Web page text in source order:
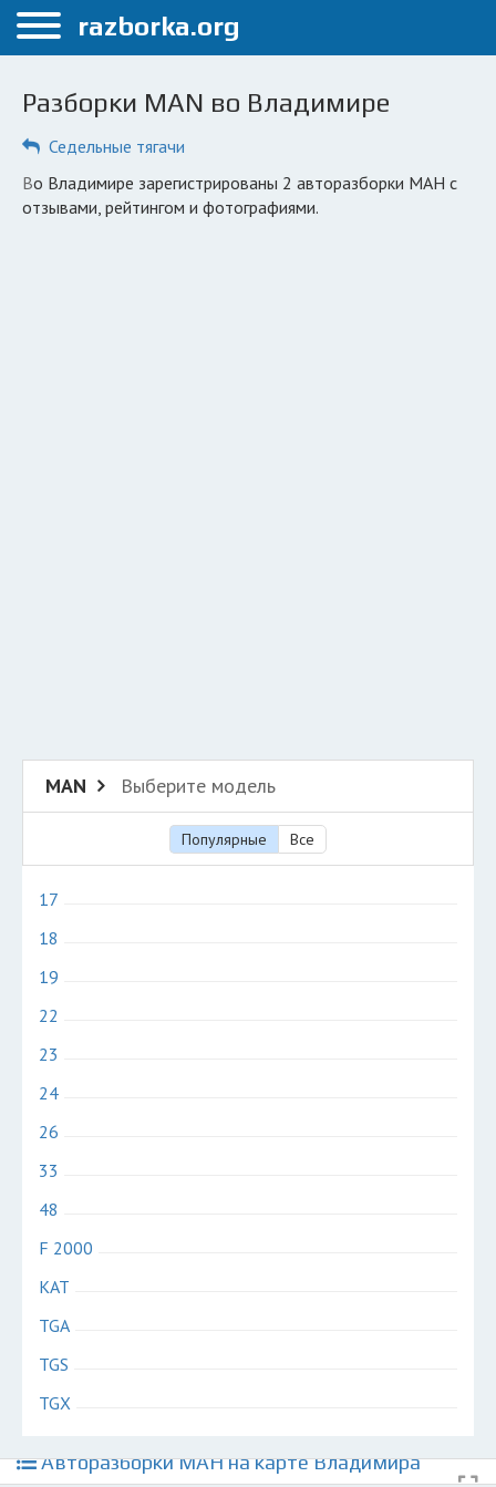
Меню
Владимир
ПОЛЬЗОВАТЕЛЯМ
Каталог разборок
Разборки MAN во Владимире
Седельные тягачи
во Владимире зарегистрированы 2 авторазборки МАН с
отзывами, рейтингом и фотографиями.
MAN Выберите модель
Популярные Все
17
18
19
22
23
24
26
33
48
F 2000
KAT
TGA
TGS
TGX
Авторазборки МАН на карте Владимира
razborka.org